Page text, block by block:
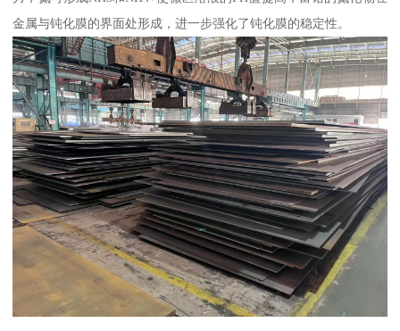
金属与钝化膜的界面处形成，进一步强化了钝化膜的稳定性。